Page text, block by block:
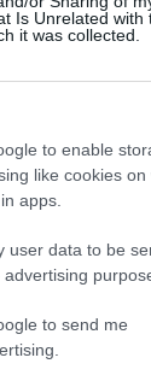
Is Unrelated with
it was collected.
to enable
like cookies on
apps.
user data to be
to send me
som drar til
Ravald
også er en